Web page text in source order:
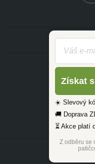
Získat
☀️ Slevový
🚚 Doprava
⏳ Akce platí
Z odběru se